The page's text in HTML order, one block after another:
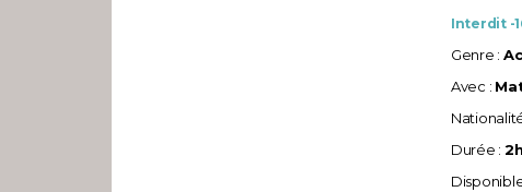
Interdit -
Genre :
Avec :
Durée :